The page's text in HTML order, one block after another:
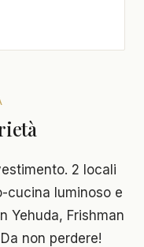
2 locali
cucina luminoso e
Yehuda, Frishman
non perdere!